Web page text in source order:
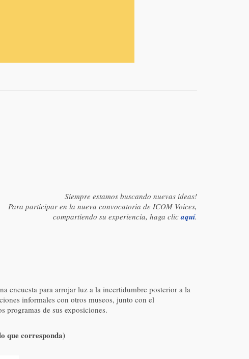
Siempre estamos buscando nuevas ideas!
Para participar en la nueva convocatoria de ICOM Voices,
compartiendo su experiencia, haga clicaquí.
encuesta para arrojar luz a la incertidumbre posterior a la
informales con otros museos, junto con el
programas de sus exposiciones.
que corresponda)